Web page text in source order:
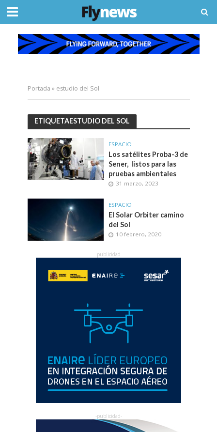
Portada » estudio del Sol
ETIQUETAESTUDIO DEL SOL
ESPACIO
Los satélites Proba-3 de
Sener, listos para las
pruebas ambientales
31 marzo, 2023
ESPACIO
El Solar Orbiter camino
del Sol
10 febrero, 2020